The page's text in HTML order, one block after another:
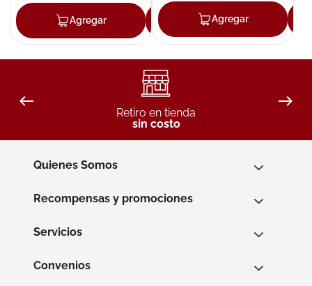
Agregar Agregar
Agregar
Retiro en tienda
sin costo
Quienes Somos
Recompensas y promociones
Servicios
Convenios